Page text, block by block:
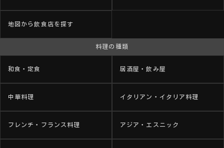
地図から飲食店を探す
料理の種類
和食・定食 居酒屋・飲み屋
中華料理 イタリアン・イタリア料理
フレンチ・フランス料理 アジア・エスニック